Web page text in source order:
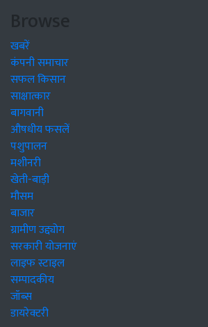
Browse
खबरें
कंपनी समाचार
सफल किसान
साक्षात्कार
बागवानी
औषधीय फसलें
पशुपालन
मशीनरी
खेती-बाड़ी
मौसम
बाजार
ग्रामीण उद्द्योग
सरकारी योजनाएं
लाइफ स्टाइल
सम्पादकीय
जॉब्स
डायरेक्टरी